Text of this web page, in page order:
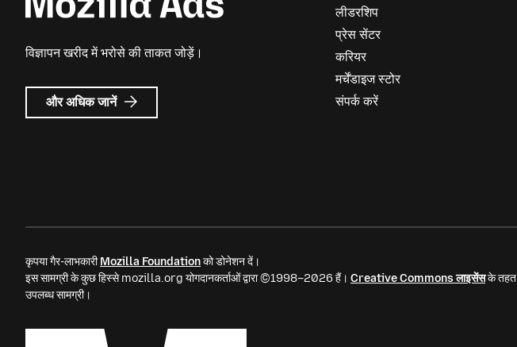
विज्ञापन खरीद में भरोसे की ताकत जोड़ें।
Mozilla
विज्ञापन
और अधिक जानें
लीडरशिप
प्रेस सेंटर
करियर
मर्चेंडाइज स्टोर
संपर्क करें
कृपया गैर-लाभकारीMozilla Foundationको डोनेशन दें।
इस सामग्री के कुछ हिस्से mozilla.org योगदानकर्ताओं द्वारा ©1998–2026 हैं। Creative Commons लाइसेंसके तहत
उपलब्ध सामग्री।